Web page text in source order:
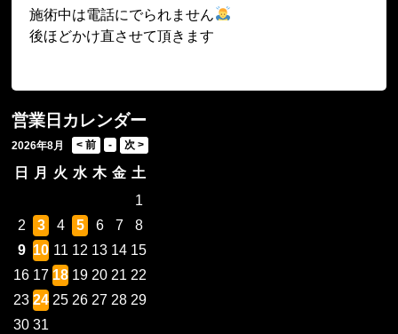
施術中は電話にでられません
後ほどかけ直させて頂きます
営業日カレンダー
2026年8月
日 月 火 水 木 金 土
1
2
3 4 5 6 7
8
9 10 11 12 13 14 15
16 17 18 19 20 21 22
23 24 25 26 27 28 29
30 31